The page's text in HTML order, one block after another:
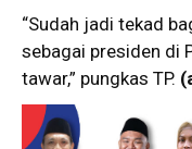
“Sudah jadi tekad
sebagai presiden di
tawar,” pungkas TP.